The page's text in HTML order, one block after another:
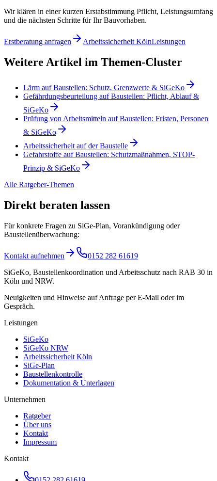
Wir klären in einer kurzen Erstabstimmung Pflicht, Leistungsumfang
und die nächsten Schritte für Ihr Bauvorhaben.
Erstberatung anfragen Arbeitssicherheit KölnLeistungen
Weitere Artikel im Themen-Cluster
Lärm auf Baustellen: Schutz, Grenzwerte & SiGeKo
Gefährdungsbeurteilung auf Baustellen: Pflicht, Ablauf &
SiGeKo
Prüfung von Arbeitsmitteln auf Baustellen: Fristen, Personen
& SiGeKo
Arbeitssicherheit auf der Baustelle
Gefahrstoffe auf Baustellen: Schutzmaßnahmen, STOP-
Prinzip & SiGeKo
Alle Ratgeber-Themen
Direkt beraten lassen
Für konkrete Fragen zu SiGe-Plan, Vorankündigung oder
Baustellenüberwachung:
Kontakt aufnehmen
0152 282 61619
SiGeKo, Baustellenkoordination und Arbeitsschutz nach RAB 30 in
Köln und NRW.
Neuigkeiten und Hinweise auf Anfrage per E-Mail oder im
Gespräch.
Leistungen
SiGeKo
SiGeKo NRW
Arbeitssicherheit Köln
SiGe-Plan
Baustellenkontrolle
Dokumentation & Unterlagen
Unternehmen
Ratgeber
Über uns
Kontakt
Impressum
Kontakt